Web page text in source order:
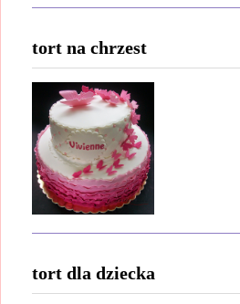
tort na chrzest
tort dla dziecka